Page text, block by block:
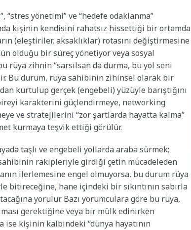
yönetimi” ve “hedefe odaklanma”
kişinin kendisini rahatsız hissettiği bir ortamda
(eleştiriler, aksaklıklar) rotasını değiştirmesine
olduğu bir süreç yönetiyor veya sosyal
rüya zihnin “sarsılsan da durma, bu yol seni
Bu durum, rüya sahibinin zihinsel olarak bir
kurtulup gerçek (engebeli) yüzüyle barıştığını
karakterini güçlendirmeye, networking
ve stratejilerini “zor şartlarda hayatta kalma”
kurmaya teşvik ettiği görülür.
taşlı ve engebeli yollarda araba sürmek;
sahibinin rakipleriyle girdiği çetin mücadeleden
ilerlemesine engel olmuyorsa, bu durum rüya
hane içindeki bir sıkıntının sabırla
yorulur. Bazı yorumculara göre bu rüya,
gerektiğine veya bir mülk edinirken
ise kişinin kalbindeki “dünya hayatının